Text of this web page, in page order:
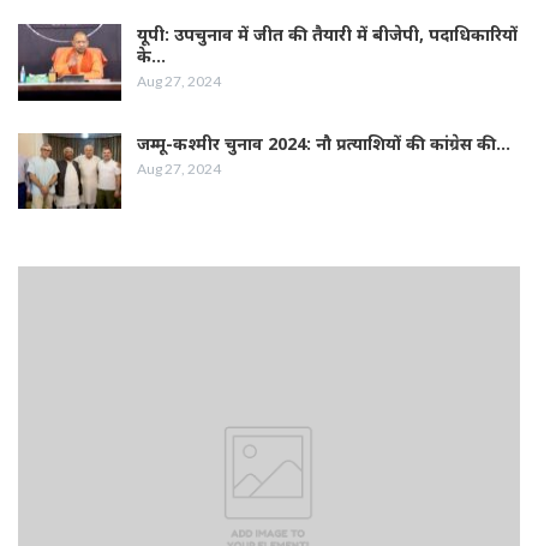
यूपी: उपचुनाव में जीत की तैयारी में बीजेपी, पदाधिकारियों
के…
Aug 27, 2024
जम्‍मू-कश्‍मीर चुनाव 2024: नौ प्रत्‍याशियों की कांग्रेस की…
Aug 27, 2024